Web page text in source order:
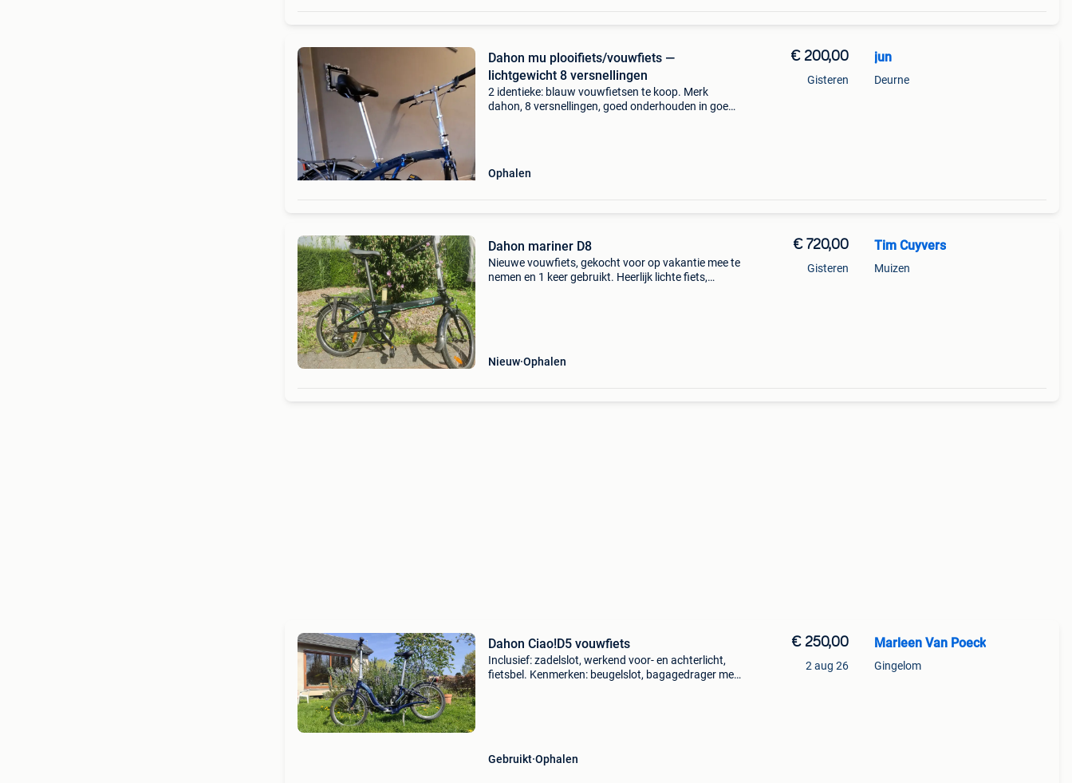
Dahon mu plooifiets/vouwfiets —
lichtgewicht 8 versnellingen
2 identieke: blauw vouwfietsen te koop. Merk
dahon, 8 versnellingen, goed onderhouden in goed
Ophalen
€ 200,00
Gisteren
jun
Deurne
Dahon mariner D8
Nieuwe vouwfiets, gekocht voor op vakantie mee te
nemen en 1 keer gebruikt. Heerlijk lichte fiets,
Nieuw Ophalen
€ 720,00
Gisteren
Tim Cuyvers
Muizen
Dahon Ciao!D5 vouwfiets
Inclusief: zadelslot, werkend voor- en achterlicht,
fietsbel. Kenmerken: beugelslot, bagagedrager met
Gebruikt Ophalen
€ 250,00
2 aug 26
Marleen Van Poeck
Gingelom